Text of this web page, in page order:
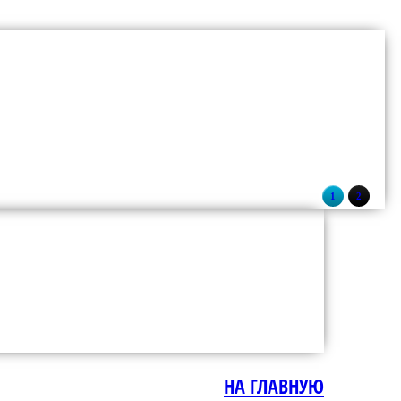
1 2
НА ГЛАВНУЮ